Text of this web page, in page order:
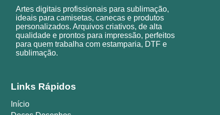
Artes digitais profissionais para sublimação,
ideais para camisetas, canecas e produtos
personalizados. Arquivos criativos, de alta
qualidade e prontos para impressão, perfeitos
para quem trabalha com estamparia, DTF e
sublimação.
Links Rápidos
Início